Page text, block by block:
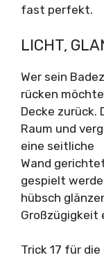
fast perfekt.
LICHT,
Wer sein
rücken
Decke zurück.
Raum und
eine seitliche
Wand
gespielt
hübsch
Großzügigkeit
Trick 17 für